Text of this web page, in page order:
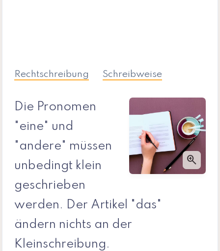
Rechtschreibung Schreibweise
zoom_in
Die Pronomen
"eine" und
"andere" müssen
unbedingt klein
geschrieben
werden. Der Artikel "das"
ändern nichts an der
Kleinschreibung.